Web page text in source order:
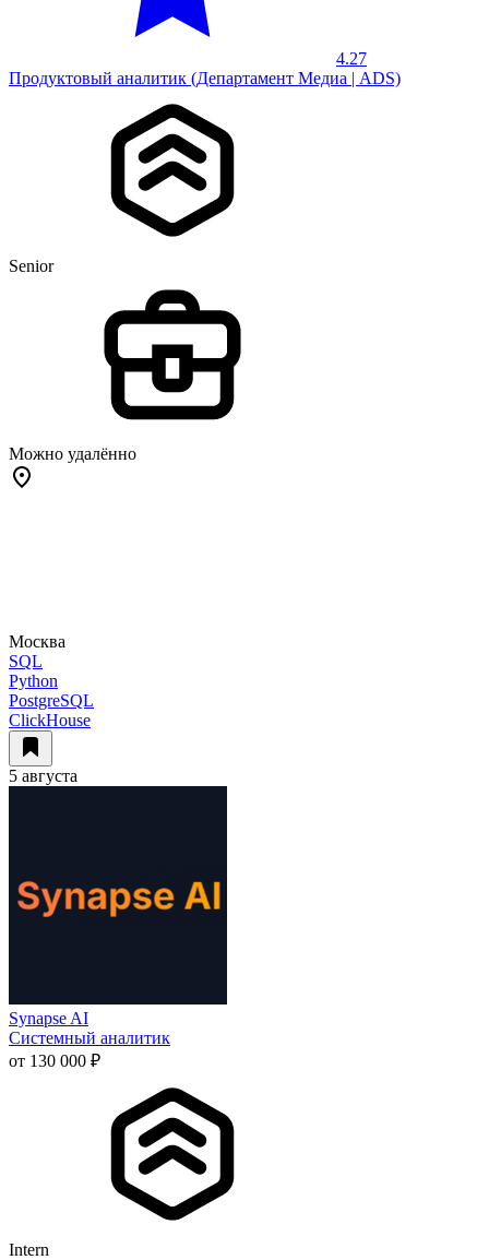
4.27
Продуктовый аналитик (Департамент Медиа | ADS)
Senior
Можно удалённо
Москва
SQL
Python
PostgreSQL
ClickHouse
5 августа
Synapse AI
Системный аналитик
от 130 000 ₽
Intern